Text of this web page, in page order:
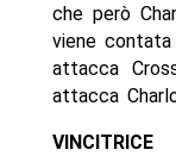
che però
viene
attacca
attacca